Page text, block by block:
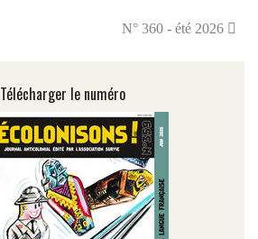
N° 360 - été 2026
Télécharger le numéro